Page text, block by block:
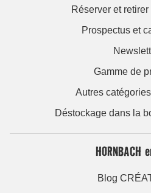
Réserver et
Prospectus et
Gamme de
Autres
Déstockage dans la
HORNBACH
Blog